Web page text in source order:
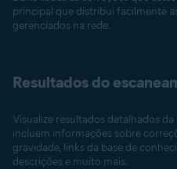
principal que distribui facilmente
gerenciados na rede.
Resultados do
Visualize resultados detalhados
incluem informações sobre
gravidade, links da base de
descrições e muito mais.